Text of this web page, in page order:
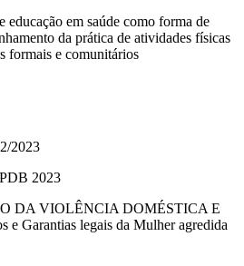
educação em saúde como forma de
da prática de atividades físicas
formais e comunitários
2023
2023
DA VIOLÊNCIA DOMÉSTICA E
Garantias legais da Mulher agredida